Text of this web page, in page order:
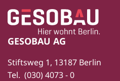
Fußbereich
Zur Startseite
GESOBAU AG
Stiftsweg 1, 13187 Berlin
Tel. (030) 4073 - 0